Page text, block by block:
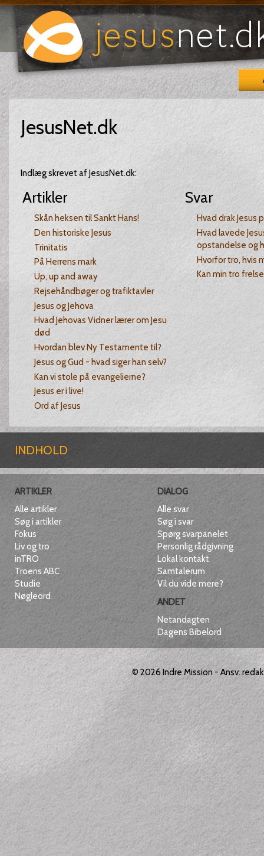
JesusNet.dk
Indlæg skrevet af JesusNet.dk:
Artikler
Skån heksen til Sankt Hans!
Den historiske Jesus
Trinitatis
På Herrens mark
Up, up and away
Rejsehåndbøger og trafiktavler
Jesus og Jehova
Hvad Jehovas Vidner lærer om Jesu
død
Hvordan blev Ny Testamente til?
Jesus og Gud - hvad siger han selv?
Kan vi stole på evangelierne?
Jesus er i live!
Ord af Jesus
Svar
Hvad drak Jesus
Hvad lavede
opstandelse og
Hvorfor tro, hvis
Kan min tro
INDHOLD
ARTIKLER
Alle artikler
Søg i artikler
Fokus
Liv og tro
inTRO
Troens ABC
Studie
Nøgleord
DIALOG
Alle svar
Søg i svar
Spørg svarpanelet
Personlig rådgivning
Lokal kontakt
Samtalerum
Vil du vide mere?
ANDET
Netandagten
Dagens Bibelord
© 2026Indre Mission - Ansv.